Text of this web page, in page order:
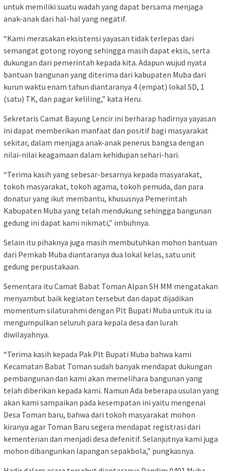
untuk memiliki suatu wadah yang dapat bersama menjaga
anak-anak dari hal-hal yang negatif.
“Kami merasakan eksistensi yayasan tidak terlepas dari
semangat gotong royong sehingga masih dapat eksis, serta
dukungan dari pemerintah kepada kita. Adapun wujud nyata
bantuan bangunan yang diterima dari kabupaten Muba dari
kurun waktu enam tahun diantaranya 4 (empat) lokal SD, 1
(satu) TK, dan pagar keliling,” kata Heru.
Sekretaris Camat Bayung Lencir ini berharap hadirnya yayasan
ini dapat memberikan manfaat dan positif bagi masyarakat
sekitar, dalam menjaga anak-anak penerus bangsa dengan
nilai-nilai keagamaan dalam kehidupan sehari-hari.
“Terima kasih yang sebesar-besarnya kepada masyarakat,
tokoh masyarakat, tokoh agama, tokoh pemuda, dan para
donatur yang ikut membantu, khususnya Pemerintah
Kabupaten Muba yang telah mendukung sehingga bangunan
gedung ini dapat kami nikmati,” imbuhnya.
Selain itu pihaknya juga masih membutuhkan mohon bantuan
dari Pemkab Muba diantaranya dua lokal kelas, satu unit
gedung perpustakaan.
Sementara itu Camat Babat Toman Alpan SH MM mengatakan
menyambut baik kegiatan tersebut dan dapat dijadikan
momentum silaturahmi dengan Plt Bupati Muba untuk itu ia
mengumpulkan seluruh para kepala desa dan lurah
diwilayahnya.
“Terima kasih kepada Pak Plt Bupati Muba bahwa kami
Kecamatan Babat Toman sudah banyak mendapat dukungan
pembangunan dan kami akan memelihara bangunan yang
telah diberikan kepada kami. Namun Ada beberapa usulan yang
akan kami sampaikan pada kesempatan ini yaitu mengenai
Desa Toman baru, bahwa dari tokoh masyarakat mohon
kiranya agar Toman Baru segera mendapat registrasi dari
kementerian dan menjadi desa defenitif. Selanjutnya kami juga
mohon dibangunkan lapangan sepakbola,” pungkasnya.